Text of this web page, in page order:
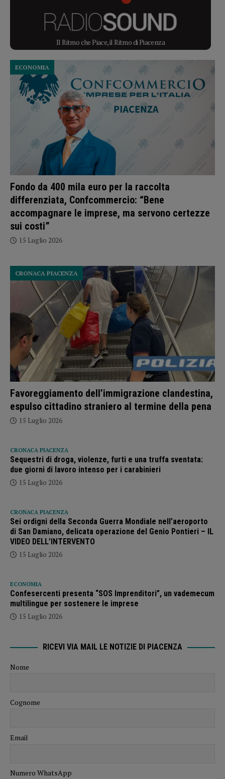
Il Ritmo che Piace, il Ritmo di Piacenza
Fondo da 400 mila euro per la raccolta
differenziata, Confcommercio: “Bene
accompagnare le imprese, ma servono certezze
sui costi”
ECONOMIA
15 Luglio 2026
Favoreggiamento dell’immigrazione clandestina,
espulso cittadino straniero al termine della pena
CRONACA PIACENZA
15 Luglio 2026
CRONACA PIACENZA
Sequestri di droga, violenze, furti e una truffa sventata:
due giorni di lavoro intenso per i carabinieri
15 Luglio 2026
CRONACA PIACENZA
Sei ordigni della Seconda Guerra Mondiale nell’aeroporto
di San Damiano, delicata operazione del Genio Pontieri – IL
VIDEO DELL’INTERVENTO
15 Luglio 2026
ECONOMIA
Confesercenti presenta “SOS Imprenditori”, un vademecum
multilingue per sostenere le imprese
15 Luglio 2026
RICEVI VIA MAIL LE NOTIZIE DI PIACENZA
Nome
Cognome
Email
Numero WhatsApp